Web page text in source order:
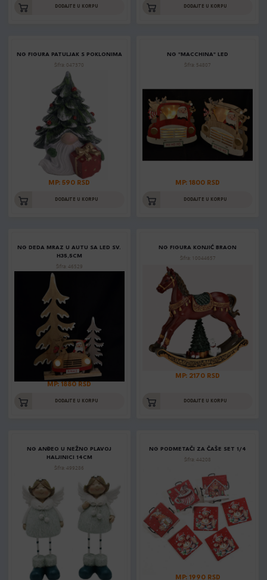
DODAJTE U KORPU DODAJTE U KORPU
NG FIGURA PATULJAK S POKLONIMA
Šifra: 047370
MP: 590 RSD
DODAJTE U KORPU
NG "MACCHINA" LED
Šifra: 54807
MP: 1800 RSD
DODAJTE U KORPU
NG DEDA MRAZ U AUTU SA LED SV.
H35,5CM
Šifra: 46529
MP: 1880 RSD
DODAJTE U KORPU
NG FIGURA KONJIĆ BRAON
Šifra: 10044657
MP: 2170 RSD
DODAJTE U KORPU
NG ANĐEO U NEŽNO PLAVOJ
HALJINICI 14CM
Šifra: 499286
NG PODMETAČI ZA ČAŠE SET 1/4
Šifra: 44208
MP: 1990 RSD